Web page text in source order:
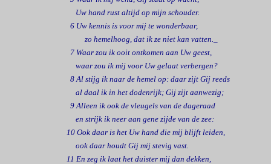
Uw hand rust altijd op mijn schouder.
6 Uw kennis is voor mij te wonderbaar,
zo hemelhoog, dat ik ze niet kan vatten._
7 Waar zou ik ooit ontkomen aan Uw geest,
waar zou ik mij voor Uw gelaat verbergen?
8 Al stijg ik naar de hemel op: daar zijt Gij reeds
al daal ik in het dodenrijk; Gij zijt aanwezig;
9 Alleen ik ook de vleugels van de dageraad
en strijk ik neer aan gene zijde van de zee:
10 Ook daar is het Uw hand die mij blijft leiden,
ook daar houdt Gij mij stevig vast.
11 En zeg ik laat het duister mij dan dekken,